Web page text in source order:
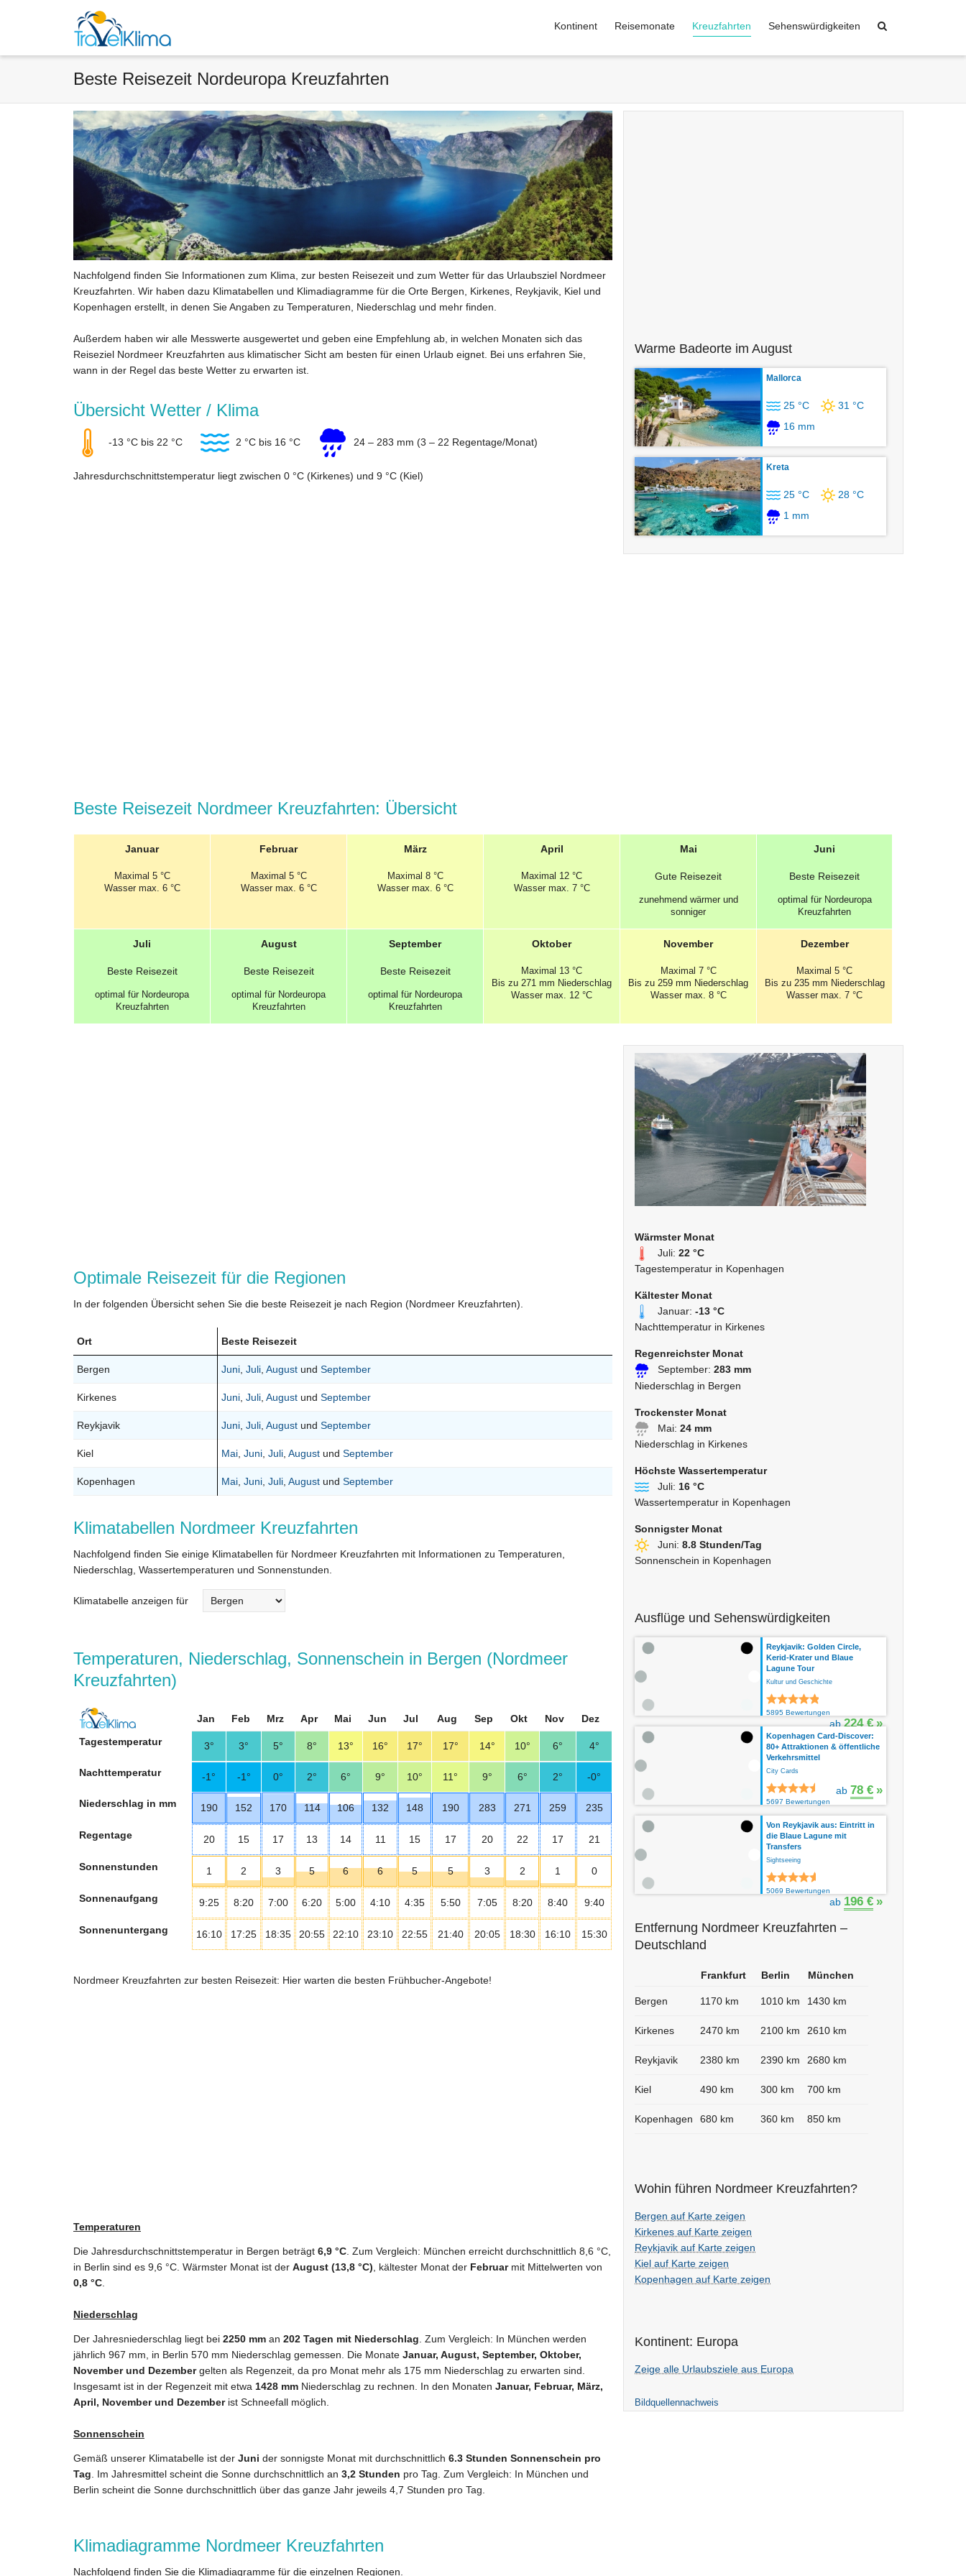
Kontinent Reisemonate Kreuzfahrten Sehenswürdigkeiten
Beste Reisezeit Nordeuropa Kreuzfahrten
Nachfolgend finden Sie Informationen zum Klima, zur besten Reisezeit und zum Wetter für das Urlaubsziel Nordmeer
Kreuzfahrten. Wir haben dazu Klimatabellen und Klimadiagramme für die Orte Bergen, Kirkenes, Reykjavik, Kiel und
Kopenhagen erstellt, in denen Sie Angaben zu Temperaturen, Niederschlag und mehr finden.
Außerdem haben wir alle Messwerte ausgewertet und geben eine Empfehlung ab, in welchen Monaten sich das
Reiseziel Nordmeer Kreuzfahrten aus klimatischer Sicht am besten für einen Urlaub eignet. Bei uns erfahren Sie,
wann in der Regel das beste Wetter zu erwarten ist.
Übersicht Wetter / Klima
-13 °C bis 22 °C 2 °C bis 16 °C 24 – 283 mm (3 – 22 Regentage/Monat)
Jahresdurchschnittstemperatur liegt zwischen 0 °C (Kirkenes) und 9 °C (Kiel)
Warme Badeorte im August
Mallorca
25 °C
31 °C
16 mm
Kreta
25 °C
28 °C
1 mm
Beste Reisezeit Nordmeer Kreuzfahrten: Übersicht
Januar
Maximal 5 °C
Wasser max. 6 °C
Februar
Maximal 5 °C
Wasser max. 6 °C
März
Maximal 8 °C
Wasser max. 6 °C
April
Maximal 12 °C
Wasser max. 7 °C
Mai
Gute Reisezeit
zunehmend wärmer und
sonniger
Juni
Beste Reisezeit
optimal für Nordeuropa
Kreuzfahrten
Juli
Beste Reisezeit
optimal für Nordeuropa
Kreuzfahrten
August
Beste Reisezeit
optimal für Nordeuropa
Kreuzfahrten
September
Beste Reisezeit
optimal für Nordeuropa
Kreuzfahrten
Oktober
Maximal 13 °C
Bis zu 271 mm Niederschlag
Wasser max. 12 °C
November
Maximal 7 °C
Bis zu 259 mm Niederschlag
Wasser max. 8 °C
Dezember
Maximal 5 °C
Bis zu 235 mm Niederschlag
Wasser max. 7 °C
Optimale Reisezeit für die Regionen
In der folgenden Übersicht sehen Sie die beste Reisezeit je nach Region (Nordmeer Kreuzfahrten).
Ort Beste Reisezeit
Bergen Juni Juli August und September
Kirkenes Juni Juli August und September
Reykjavik Juni Juli August und September
Kiel Mai Juni Juli August und September
Kopenhagen Mai Juni Juli August und September
Klimatabellen Nordmeer Kreuzfahrten
Nachfolgend finden Sie einige Klimatabellen für Nordmeer Kreuzfahrten mit Informationen zu Temperaturen,
Niederschlag, Wassertemperaturen und Sonnenstunden.
Klimatabelle anzeigen für
Temperaturen, Niederschlag, Sonnenschein in Bergen (Nordmeer
Kreuzfahrten)
Jan Feb Mrz Apr Mai Jun Jul Aug Sep Okt Nov
Dez
Tagestemperatur
3° 3° 5° 8° 13° 16° 17° 17° 14° 10° 6° 4°
Nachttemperatur -1° -1° 0° 2° 6° 9° 10° 11° 9° 6° 2° -0°
Niederschlag in mm 190 152 170 114 106 132 148 190 283 271 259 235
Regentage 20 15 17 13 14 11 15 17 20 22 17 21
Sonnenstunden 1 2 3 5 6 6 5 5 3 2 1 0
Sonnenaufgang 9:25 8:20 7:00 6:20 5:00 4:10 4:35 5:50 7:05 8:20 8:40 9:40
Sonnenuntergang 16:10 17:25 18:35 20:55 22:10 23:10 22:55 21:40 20:05 18:30 16:10 15:30
Nordmeer Kreuzfahrten zur besten Reisezeit: Hier warten die besten Frühbucher-Angebote!
Temperaturen
Die Jahresdurchschnittstemperatur in Bergen beträgt 6,9 °C . Zum Vergleich: München erreicht durchschnittlich 8,6 °C,
in Berlin sind es 9,6 °C. Wärmster Monat ist der August (13,8 °C) , kältester Monat der Februarmit Mittelwerten von
0,8 °C
Niederschlag
Der Jahresniederschlag liegt bei 2250 mm an 202 Tagen mit Niederschlag . Zum Vergleich: In München werden
jährlich 967 mm, in Berlin 570 mm Niederschlag gemessen. Die Monate Januar, August, September, Oktober,
November und Dezembergelten als Regenzeit, da pro Monat mehr als 175 mm Niederschlag zu erwarten sind.
Insgesamt ist in der Regenzeit mit etwa 1428 mm Niederschlag zu rechnen. In den Monaten Januar, Februar, März,
April, November und Dezemberist Schneefall möglich.
Sonnenschein
Gemäß unserer Klimatabelle ist der Juni der sonnigste Monat mit durchschnittlich 6.3 Stunden Sonnenschein pro
Tag . Im Jahresmittel scheint die Sonne durchschnittlich an 3,2 Stunden pro Tag. Zum Vergleich: In München und
Berlin scheint die Sonne durchschnittlich über das ganze Jahr jeweils 4,7 Stunden pro Tag.
Klimadiagramme Nordmeer Kreuzfahrten
Nachfolgend finden Sie die Klimadiagramme für die einzelnen Regionen.
Wärmster Monat
Juli: 22 °C
Tagestemperatur in Kopenhagen
Kältester Monat
Januar: -13 °C
Nachttemperatur in Kirkenes
Regenreichster Monat
September: 283 mm
Niederschlag in Bergen
Trockenster Monat
Mai: 24 mm
Niederschlag in Kirkenes
Höchste Wassertemperatur
Juli: 16 °C
Wassertemperatur in Kopenhagen
Sonnigster Monat
Juni: 8.8 Stunden/Tag
Sonnenschein in Kopenhagen
Ausflüge und Sehenswürdigkeiten
Reykjavik: Golden Circle,
Kerid-Krater und Blaue
Lagune Tour
Kultur und Geschichte
5895 Bewertungen
ab224 € »
Kopenhagen Card-Discover:
80+ Attraktionen & öffentliche
Verkehrsmittel
City Cards
5697 Bewertungen
ab 78 € »
Von Reykjavik aus: Eintritt in
die Blaue Lagune mit
Transfers
Sightseeing
5069 Bewertungen
ab 196 € »
Entfernung Nordmeer Kreuzfahrten –
Deutschland
Frankfurt Berlin München
Bergen 1170 km 1010 km 1430 km
Kirkenes 2470 km 2100 km 2610 km
Reykjavik 2380 km 2390 km 2680 km
Kiel 490 km 300 km 700 km
Kopenhagen 680 km 360 km 850 km
Wohin führen Nordmeer Kreuzfahrten?
Bergen auf Karte zeigen
Kirkenes auf Karte zeigen
Reykjavik auf Karte zeigen
Kiel auf Karte zeigen
Kopenhagen auf Karte zeigen
Kontinent: Europa
Zeige alle Urlaubsziele aus Europa
Bildquellennachweis